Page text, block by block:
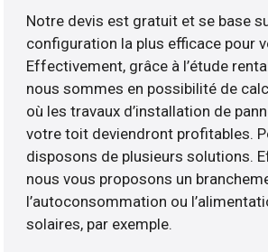
Notre devis est gratuit et se base
configuration la plus efficace pour
Effectivement, grâce à l’étude
nous sommes en possibilité de
où les travaux d’installation de
votre toit deviendront profitables.
disposons de plusieurs solutions.
nous vous proposons un
l’autoconsommation ou
solaires, par exemple.